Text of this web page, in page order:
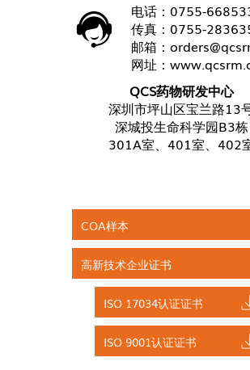
电话：0755-
传真：0755-
邮箱：
网址：
QCS药物研发中心
深圳市坪山区宝兰路13
深城投生命科学园B3栋
301A室、401室、402
COA样本
高新技术企业证书
ISO 17034认证证书
ISO 9001认证证书